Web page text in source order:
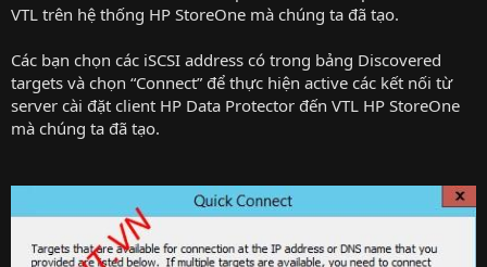
VTL trên hệ thống HP StoreOne mà chúng ta đã tạo.
Các bạn chọn các iSCSI address có trong bảng Discovered
targets và chọn “Connect” để thực hiện active các kết nối từ
server cài đặt client HP Data Protector đến VTL HP StoreOne
mà chúng ta đã tạo.